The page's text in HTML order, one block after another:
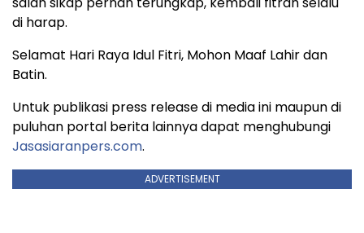
di harap.
Selamat Hari Raya Idul Fitri, Mohon Maaf Lahir dan
Batin.
Untuk publikasi press release di media ini maupun di
puluhan portal berita lainnya dapat menghubungi
Jasasiaranpers.com.
ADVERTISEMENT